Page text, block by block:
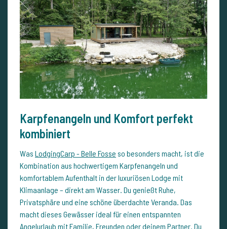
Karpfenangeln und Komfort perfekt
kombiniert
Was LodgingCarp - Belle Fosse so besonders macht, ist die
Kombination aus hochwertigem Karpfenangeln und
komfortablem Aufenthalt in der luxuriösen Lodge mit
Klimaanlage – direkt am Wasser. Du genießt Ruhe,
Privatsphäre und eine schöne überdachte Veranda. Das
macht dieses Gewässer ideal für einen entspannten
Angelurlaub mit Familie, Freunden oder deinem Partner. Du